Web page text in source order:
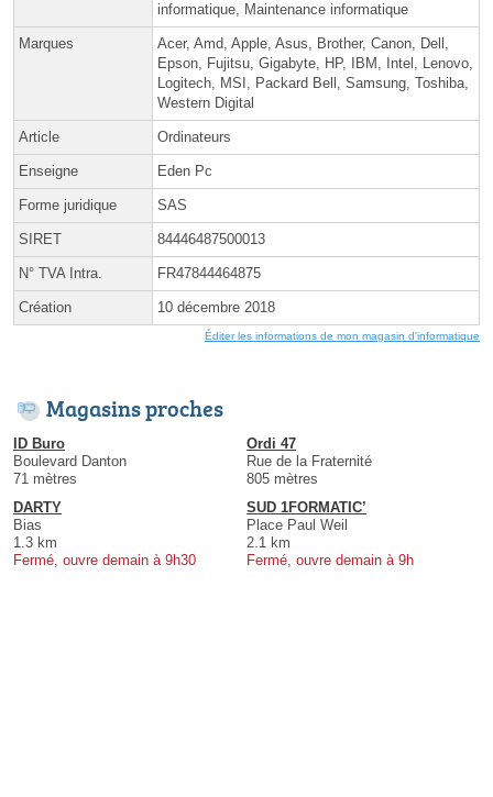
informatique, Maintenance informatique
Marques
Acer, Amd, Apple, Asus, Brother, Canon, Dell,
Epson, Fujitsu, Gigabyte, HP, IBM, Intel, Lenovo,
Logitech, MSI, Packard Bell, Samsung, Toshiba,
Western Digital
Article Ordinateurs
Enseigne Eden Pc
Forme juridique SAS
SIRET 84446487500013
N° TVA Intra. FR47844464875
Création 10 décembre 2018
Éditer les informations de mon magasin d'informatique
Magasins proches
ID Buro
Boulevard Danton
71 mètres
Ordi 47
Rue de la Fraternité
805 mètres
DARTY
Bias
1.3 km
Fermé, ouvre demain à 9h30
SUD 1FORMATIC’
Place Paul Weil
2.1 km
Fermé, ouvre demain à 9h